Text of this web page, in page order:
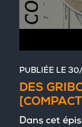
PUBLIÉE LE
DES
Dans cet